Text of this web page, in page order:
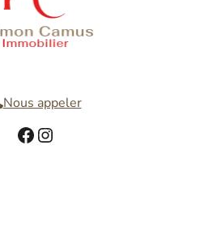
Nous appeler
Facebook Instagram